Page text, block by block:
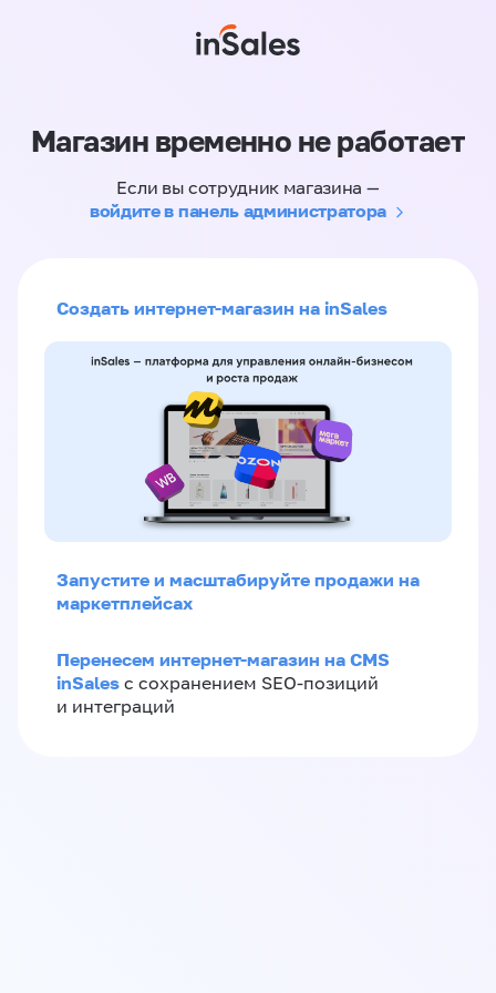
Магазин временно не работает
Если вы сотрудник магазина —
войдите в панель администратора
Создать интернет-магазин на inSales
Запустите и масштабируйте продажи на
маркетплейсах
Перенесем интернет-магазин на CMS
inSales с сохранением SEO-позиций
и интеграций